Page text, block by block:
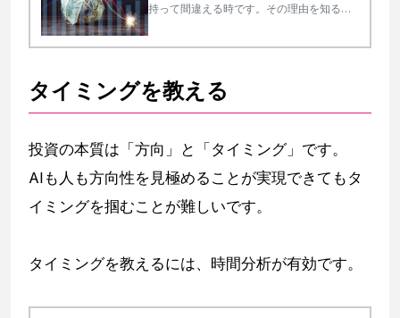
持って間違える時です。その理由を知るこ
タイミングを教える
投資の本質は「方向」と「タイミング」です。
AIも人も方向性を見極めることが実現できてもタ
イミングを掴むことが難しいです。
タイミングを教えるには、時間分析が有効です。